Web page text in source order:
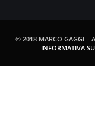
© 2018 MARCO GAGGI –
INFORMATIVA